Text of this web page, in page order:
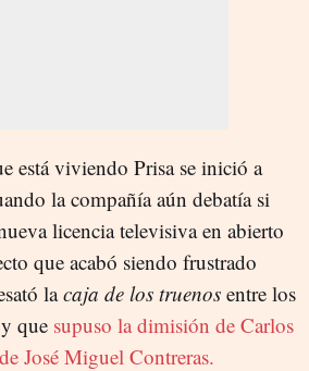
está viviendo Prisa se inició a
la compañía aún debatía si
licencia televisiva en abierto
que acabó siendo frustrado
lacaja de los truenos entre los
que supuso la dimisión de Carlos
José Miguel Contreras.